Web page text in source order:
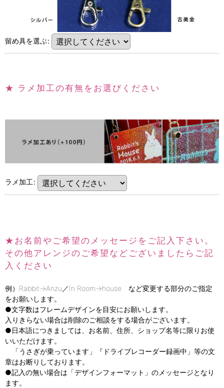
留め具を選ぶ:
★ ラメ加工の有無をお選びください
ラメ加工:
★お名前やご希望のメッセージをご記入下さい。
その他アレンジのご希望などございましたらご記
入ください
例）Rabbit→Anzu／In Room→house など変更する部分のご指定
をお願いします。
●文字数はフレームデザインを目安にお願いします。
入りきらない場合は削除のご相談をする場合がございます。
●日本語につきましては、お名前、住所、ショップ名等に限りお使
いいただけます。
「うさぎが乗っています」『ドライブレコーダー録画中」等の文
章はお断りしております。
●記入の無い場合は「デザインフォーマット」のメッセージとなり
ます。